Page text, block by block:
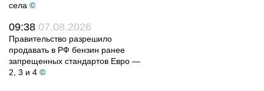
села ©
09:38 07.08.2026
Правительство разрешило
продавать в РФ бензин ранее
запрещенных стандартов Евро —
2, 3 и 4 ©